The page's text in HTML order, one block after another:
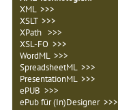
XML >>>
XSLT >>>
XPath >>>
XSL-FO >>>
WordML >>>
SpreadsheetML >>>
PresentationML >>>
ePUB >>>
ePub für (In)Designer >>>